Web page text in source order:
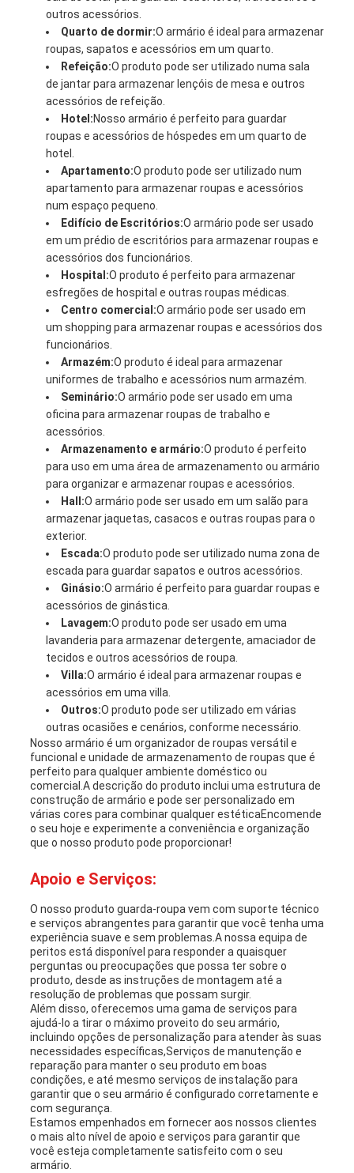
outros acessórios.
Quarto de dormir:O armário é ideal para armazenar
roupas, sapatos e acessórios em um quarto.
Refeição:O produto pode ser utilizado numa sala
de jantar para armazenar lençóis de mesa e outros
acessórios de refeição.
Hotel:Nosso armário é perfeito para guardar
roupas e acessórios de hóspedes em um quarto de
hotel.
Apartamento:O produto pode ser utilizado num
apartamento para armazenar roupas e acessórios
num espaço pequeno.
Edifício de Escritórios:O armário pode ser usado
em um prédio de escritórios para armazenar roupas e
acessórios dos funcionários.
Hospital:O produto é perfeito para armazenar
esfregões de hospital e outras roupas médicas.
Centro comercial:O armário pode ser usado em
um shopping para armazenar roupas e acessórios dos
funcionários.
Armazém:O produto é ideal para armazenar
uniformes de trabalho e acessórios num armazém.
Seminário:O armário pode ser usado em uma
oficina para armazenar roupas de trabalho e
acessórios.
Armazenamento e armário:O produto é perfeito
para uso em uma área de armazenamento ou armário
para organizar e armazenar roupas e acessórios.
Hall:O armário pode ser usado em um salão para
armazenar jaquetas, casacos e outras roupas para o
exterior.
Escada:O produto pode ser utilizado numa zona de
escada para guardar sapatos e outros acessórios.
Ginásio:O armário é perfeito para guardar roupas e
acessórios de ginástica.
Lavagem:O produto pode ser usado em uma
lavanderia para armazenar detergente, amaciador de
tecidos e outros acessórios de roupa.
Villa:O armário é ideal para armazenar roupas e
acessórios em uma villa.
Outros:O produto pode ser utilizado em várias
outras ocasiões e cenários, conforme necessário.
Nosso armário é um organizador de roupas versátil e
funcional e unidade de armazenamento de roupas que é
perfeito para qualquer ambiente doméstico ou
comercial.A descrição do produto inclui uma estrutura de
construção de armário e pode ser personalizado em
várias cores para combinar qualquer estéticaEncomende
o seu hoje e experimente a conveniência e organização
que o nosso produto pode proporcionar!
Apoio e Serviços:
O nosso produto guarda-roupa vem com suporte técnico
e serviços abrangentes para garantir que você tenha uma
experiência suave e sem problemas.A nossa equipa de
peritos está disponível para responder a quaisquer
perguntas ou preocupações que possa ter sobre o
produto, desde as instruções de montagem até a
resolução de problemas que possam surgir.
Além disso, oferecemos uma gama de serviços para
ajudá-lo a tirar o máximo proveito do seu armário,
incluindo opções de personalização para atender às suas
necessidades específicas,Serviços de manutenção e
reparação para manter o seu produto em boas
condições, e até mesmo serviços de instalação para
garantir que o seu armário é configurado corretamente e
com segurança.
Estamos empenhados em fornecer aos nossos clientes
o mais alto nível de apoio e serviços para garantir que
você esteja completamente satisfeito com o seu
armário.